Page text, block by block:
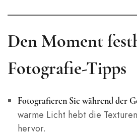
Den Moment
Fotografie-Tipps
Fotografieren Sie während der
warme Licht hebt die
hervor.